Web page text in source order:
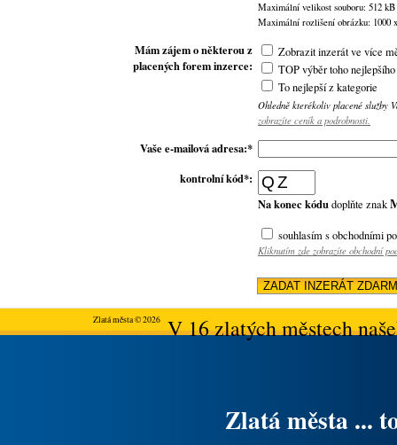
Maximální velikost souboru: 512 kB
Maximální rozlišení obrázku: 1000
Mám zájem o některou z
placených forem inzerce:
Zobrazit inzerát ve více
TOP výběr toho
To nejlepší z kategorie
Ohledně kterékoliv placené služby
zobrazíte ceník a podrobnosti.
Vaše e-mailová adresa:*
kontrolní kód*:
Na konec kódudoplňte znak
souhlasím s obchodními
Kliknutím zde zobrazíte obchodní
Zlatá města © 2026V 16 zlatých městech
Zlatá města ...